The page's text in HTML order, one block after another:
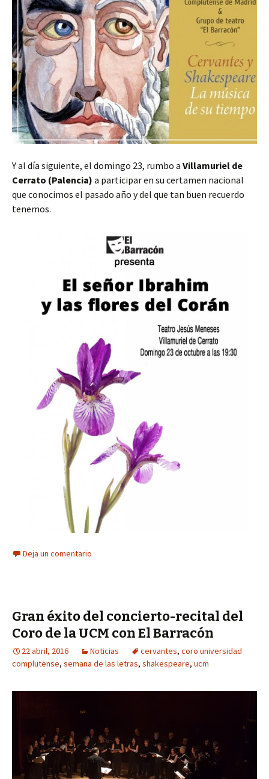
Y al día siguiente, el domingo 23, rumbo a Villamuriel de
Cerrato (Palencia) a participar en su certamen nacional
que conocimos el pasado año y del que tan buen recuerdo
tenemos.
Deja un comentario
Gran éxito del concierto-recital del
Coro de la UCM con El Barracón
22 abril, 2016 Noticias cervantes, coro universidad
complutense, semana de las letras, shakespeare, ucm